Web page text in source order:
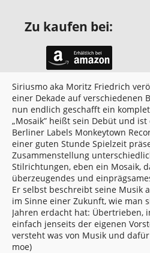
Zu kaufen bei:
Siriusmo aka Moritz Friedrich
einer Dekade auf verschiedenen
nun endlich geschafft ein
„Mosaik” heißt sein Debüt und
Berliner Labels Monkeytown
einer guten Stunde Spielzeit
Zusammenstellung
Stilrichtungen, eben ein Mosaik,
überzeugendes und
Er selbst beschreibt seine Musik
im Sinne einer Zukunft, wie man
Jahren erdacht hat: Übertrieben,
einfach jenseits der eigenen
versteht was von Musik und
moe)